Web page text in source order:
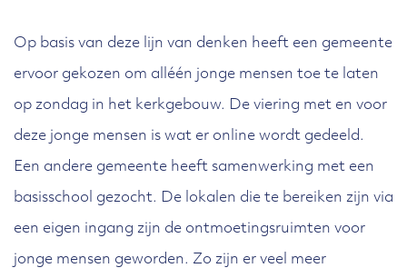
Op basis van deze lijn van denken heeft een gemeente
ervoor gekozen om alléén jonge mensen toe te laten
op zondag in het kerkgebouw. De viering met en voor
deze jonge mensen is wat er online wordt gedeeld.
Een andere gemeente heeft samenwerking met een
basisschool gezocht. De lokalen die te bereiken zijn via
een eigen ingang zijn de ontmoetingsruimten voor
jonge mensen geworden. Zo zijn er veel meer